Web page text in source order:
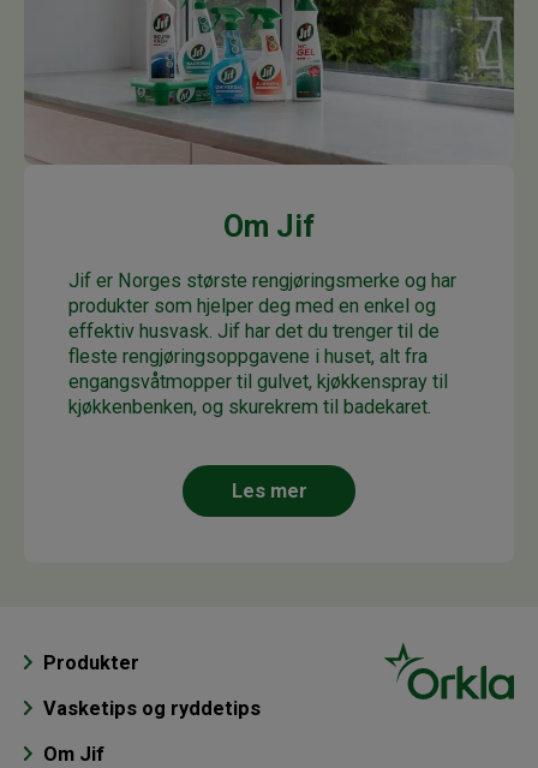
Om Jif
Jif er Norges største rengjøringsmerke og har
produkter som hjelper deg med en enkel og
effektiv husvask. Jif har det du trenger til de
fleste rengjøringsoppgavene i huset, alt fra
engangsvåtmopper til gulvet, kjøkkenspray til
kjøkkenbenken, og skurekrem til badekaret.
Les mer
Produkter
Vasketips og ryddetips
Om Jif